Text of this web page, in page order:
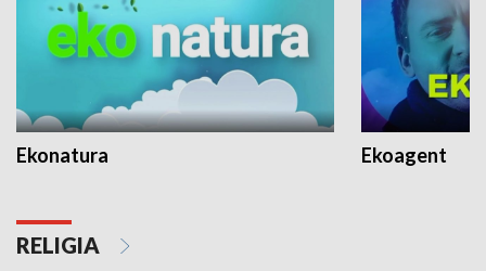
Ekonatura Ekoagent
RELIGIA